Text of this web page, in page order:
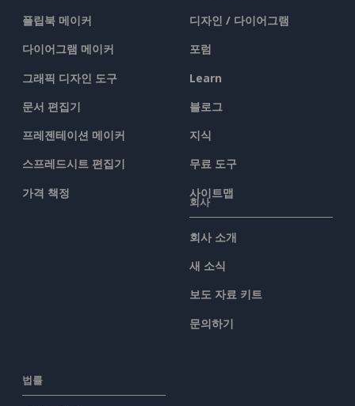
플립북 메이커
다이어그램 메이커
그래픽 디자인 도구
문서 편집기
프레젠테이션 메이커
스프레드시트 편집기
가격 책정
디자인 / 다이어그램
포럼
Learn
블로그
지식
무료 도구
사이트맵
회사
회사 소개
새 소식
보도 자료 키트
문의하기
법률